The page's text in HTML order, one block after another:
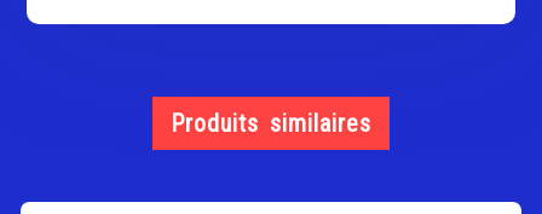
Produits similaires